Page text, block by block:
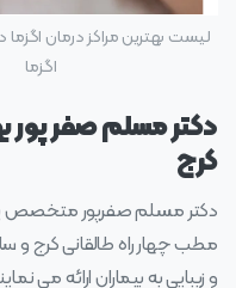
لیست بهترین مراکز درمان اگزما
اگزما
دکتر مسلم صفر پور
کرج
دکتر مسلم صفرپور متخصص
مطب چهار راه طالقانی کرج و
و زیبایی به بیماران ارائه می